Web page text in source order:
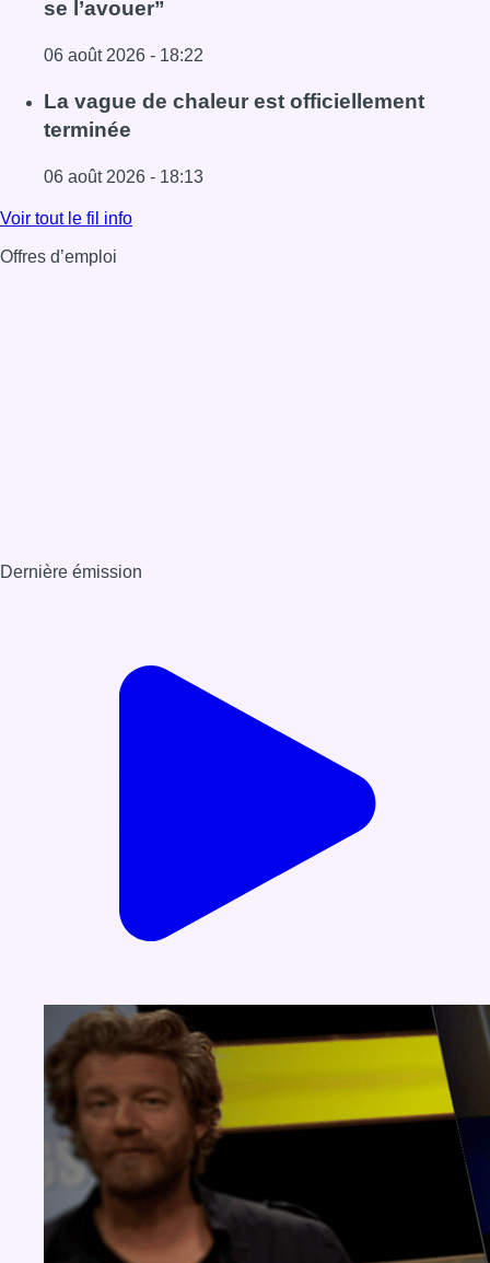
se l’avouer”
06 août 2026 - 18:22
Lire l'article À Bruxelles, le blocus s’invite dans des lieux
La vague de chaleur est officiellement
terminée
06 août 2026 - 18:13
Lire l'article La vague de chaleur est officiellement
Voir tout le fil info
Offres d’emploi
Dernière émission